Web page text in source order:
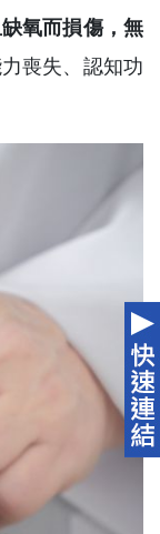
氧而損傷，無
喪失、認知功